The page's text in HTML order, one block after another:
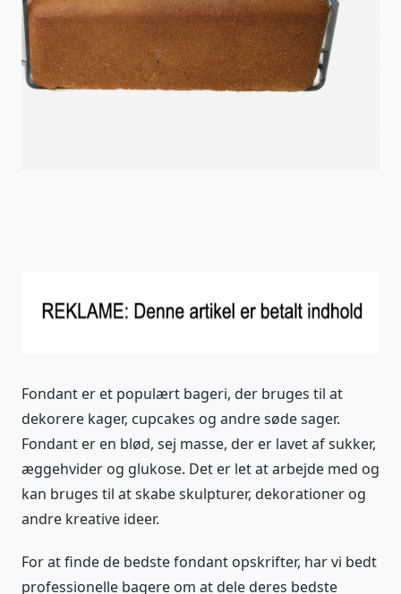
Fondant er et populært bageri, der bruges til at
dekorere kager, cupcakes og andre søde sager.
Fondant er en blød, sej masse, der er lavet af sukker,
æggehvider og glukose. Det er let at arbejde med og
kan bruges til at skabe skulpturer, dekorationer og
andre kreative ideer.
For at finde de bedste fondant opskrifter, har vi bedt
professionelle bagere om at dele deres bedste